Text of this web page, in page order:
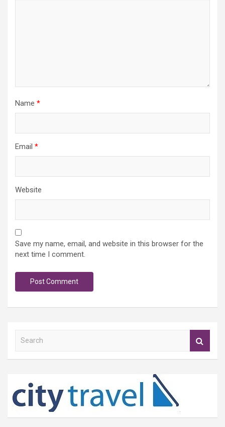
Name *
Email *
Website
Save my name, email, and website in this browser for the
next time I comment.
h